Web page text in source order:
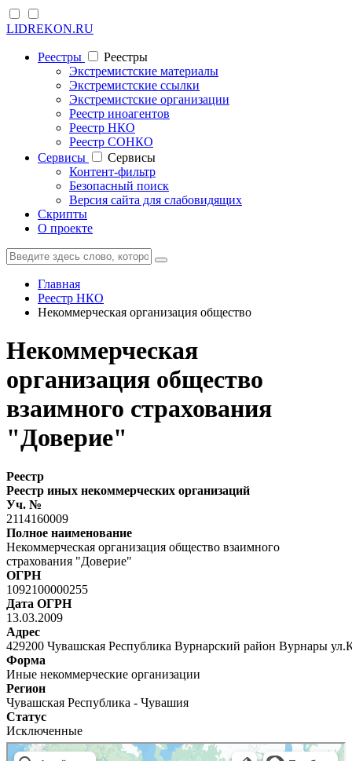
LIDREKON.RU
Реестры
Реестры
Экстремистские материалы
Экстремистские ссылки
Экстремистские организации
Реестр иноагентов
Реестр НКО
Реестр СОНКО
Cервисы
Cервисы
Контент-фильтр
Безопасный поиск
Версия сайта для слабовидящих
Скрипты
О проекте
Главная
Реестр НКО
Некоммерческая организация общество
Некоммерческая
организация общество
взаимного страхования
"Доверие"
Реестр
Реестр иных некоммерческих организаций
Уч. №
2114160009
Полное наименование
Некоммерческая организация общество взаимного
страхования "Доверие"
ОГРН
1092100000255
Дата ОГРН
13.03.2009
Адрес
429200 Чувашская Республика Вурнарский район Вурнары
Форма
Иные некоммерческие организации
Регион
Чувашская Республика - Чувашия
Статус
Исключенные